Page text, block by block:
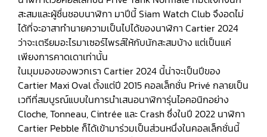
สะสมและผู้ชื่นชอบนาฬิกา มาปีนี้ Siam Watch Club จึงอดไม่
ได้ที่จะอาสาทำนายความเป็นไปได้ของนาฬิกา Cartier 2024
ว่าจะเตรียมอะไรมาเซอร์ไพรส์ให้กับนักสะสมบ้าง แต่เป็นแค่
เพียงการคาดเดาเท่านั้น
ในมุมมองของพวกเรา Cartier 2024 นี้น่าจะเป็นปีของ
Cartier Maxi Oval ตั้งแต่ปี 2015 คอลเล็กชั่น Privé กลายเป็น
เวทีที่สมบูรณ์แบบในการนำเสนอนาฬิการุ่นไอคอนิกอย่าง
Cloche, Tonneau, Cintrée และ Crash ซึ่งในปี 2022 นาฬิกา
Cartier Pebble ก็ได้เข้ามาร่วมเป็นส่วนหนึ่งในคอลเล็กชั่นนี้